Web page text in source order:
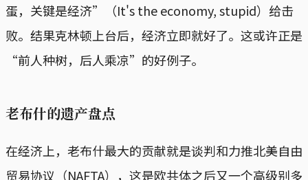
蛋，关键是经济”（It's the economy, stupid）给击
败。结果克林顿上台后，经济立即就好了。这或许正是
“前人种树，后人乘凉”的好例子。
老布什的遗产盘点
在经济上，老布什最大的贡献就是谈判和力推北美自由
贸易协议（NAFTA），这是欧共体之后又一个高级别多